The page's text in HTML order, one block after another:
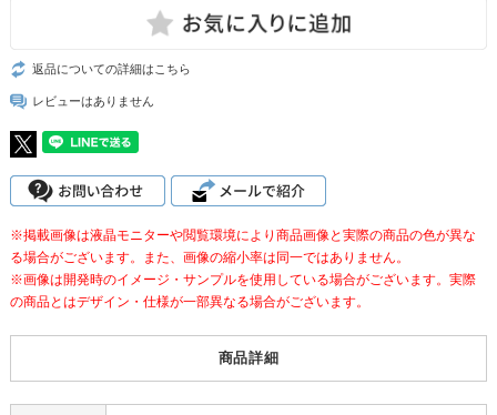
返品についての詳細はこちら
レビューはありません
※掲載画像は液晶モニターや閲覧環境により商品画像と実際の商品の色が異な
る場合がございます。また、画像の縮小率は同一ではありません。
※画像は開発時のイメージ・サンプルを使用している場合がございます。実際
の商品とはデザイン・仕様が一部異なる場合がございます。
商品詳細